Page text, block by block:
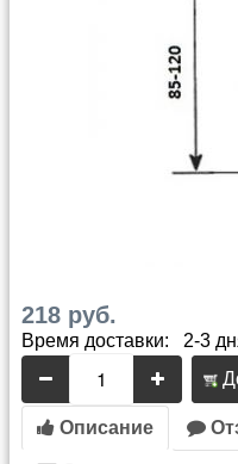
218 руб.
Время доставки: 2-3
Описание